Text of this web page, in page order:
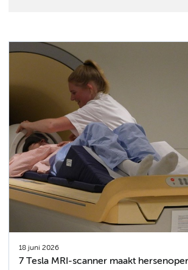
18 juni 2026
7 Tesla MRI-scanner maakt